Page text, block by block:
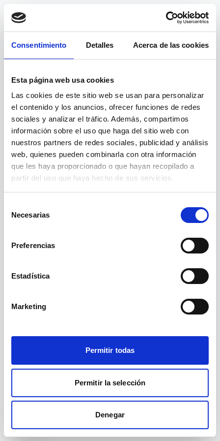
Consentimiento Detalles Acerca de las cookies
Esta página web usa cookies
Las cookies de este sitio web se usan para personalizar
el contenido y los anuncios, ofrecer funciones de redes
sociales y analizar el tráfico. Además, compartimos
información sobre el uso que haga del sitio web con
nuestros partners de redes sociales, publicidad y análisis
web, quienes pueden combinarla con otra información
que les haya proporcionado o que hayan recopilado a
partir del uso que haya hecho de sus servicios.
Necesarias
Preferencias
Estadística
Marketing
Permitir todas
Permitir la selección
Denegar
404
La ruta no existe.